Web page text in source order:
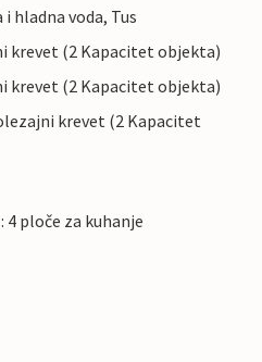
hladna voda, Tus
krevet (2 Kapacitet objekta)
krevet (2 Kapacitet objekta)
krevet (2 Kapacitet
ploče za kuhanje